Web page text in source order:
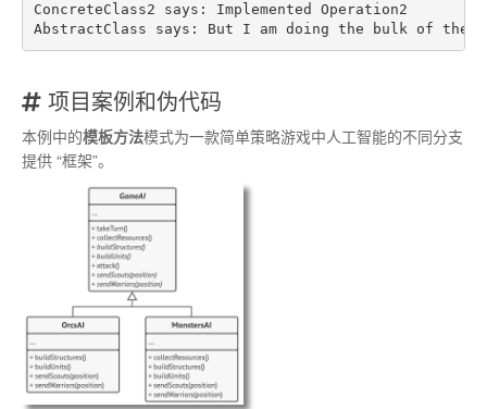
ConcreteClass2 says: Implemented Operation2
项目案例和伪代码
本例中的模板方法模式为一款简单策略游戏中人工智能的不同分支
提供 “框架”。